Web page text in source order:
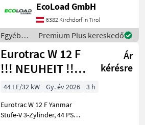
wie lautloser
Elektrohoflader, sehr
sparsam im Verbrauch und
das alles ohne Abgase
EcoLoad GmbH
6382 Kirchdorf in Tirol
Egyéb
mezőgazdasági
erőgépek
/
EcoLoad
Premium Plus kereskedő
Eurotrac W 12 F
!!! NEUHEIT !!!
Prompt
Ár
kérésre
44 LE/32 kW Gy. év 2026
3 h
Eurotrac W 12 F Yanmar
Stufe-V 3-Zylinder, 44 PS